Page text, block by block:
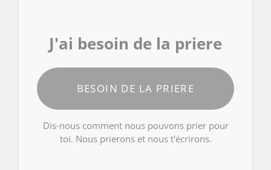
J'ai besoin de la priere
BESOIN DE LA PRIERE
Dis-nous comment nous pouvons prier pour
toi. Nous prierons et nous t'écrirons.